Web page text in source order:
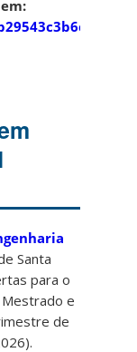
Santa
para o
e
de